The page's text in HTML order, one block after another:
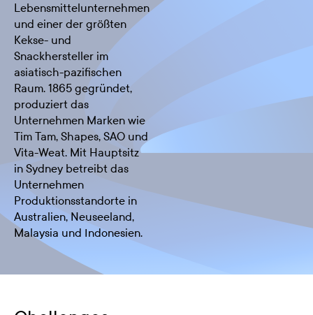
Lebensmittelunternehmen
und einer der größten
Kekse- und
Snackhersteller im
asiatisch-pazifischen
Raum. 1865 gegründet,
produziert das
Unternehmen Marken wie
Tim Tam, Shapes, SAO und
Vita-Weat. Mit Hauptsitz
in Sydney betreibt das
Unternehmen
Produktionsstandorte in
Australien, Neuseeland,
Malaysia und Indonesien.